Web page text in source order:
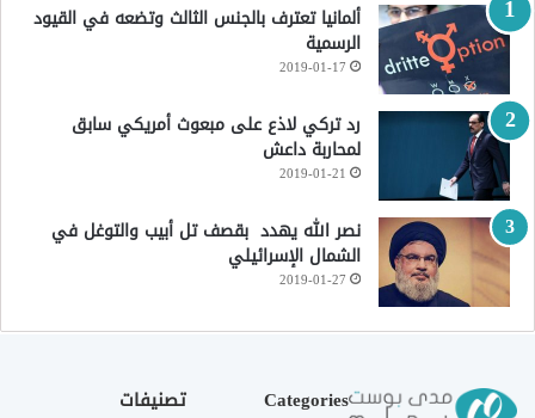
ألمانيا تعترف بالجنس الثالث وتضعه في القيود
الرسمية
2019-01-17
رد تركي لاذع على مبعوث أمريكي سابق
لمحاربة داعش
2019-01-21
نصر الله يهدد بقصف تل أبيب والتوغل في
الشمال الإسرائيلي
2019-01-27
Categories تصنيفات